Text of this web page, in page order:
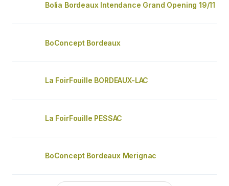
Bolia Bordeaux Intendance Grand Opening 19/11
BoConcept Bordeaux
La FoirFouille BORDEAUX-LAC
La FoirFouille PESSAC
BoConcept Bordeaux Merignac